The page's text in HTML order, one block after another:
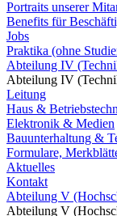
Portraits unserer
Benefits für
Jobs
Praktika (ohne
Abteilung IV
Abteilung IV
Leitung
Haus &
Elektronik & Medien
Bauunterhaltung &
Formulare,
Aktuelles
Kontakt
Abteilung V
Abteilung V